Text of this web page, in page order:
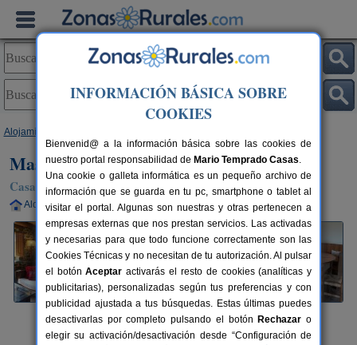
Alojamientos
Mas Cugumells
Casa Rural en Dòrria / Toses (Girona)
Alquiler completo 5+1 plazas 130 km de Girona
INFORMACIÓN BÁSICA SOBRE
COOKIES
Bienvenid@ a la información básica sobre las cookies de
nuestro portal responsabilidad de Mario Temprado Casas.
Una cookie o galleta informática es un pequeño archivo de
información que se guarda en tu pc, smartphone o tablet al
visitar el portal. Algunas son nuestras y otras pertenecen a
empresas externas que nos prestan servicios. Las activadas
y necesarias para que todo funcione correctamente son las
Cookies Técnicas y no necesitan de tu autorización. Al pulsar
el botónAceptar activarás el resto de cookies (analíticas y
publicitarias), personalizadas según tus preferencias y con
publicidad ajustada a tus búsquedas. Estas últimas puedes
desactivarlas por completo pulsando el botón Rechazar o
elegir su activación/desactivación desde “Configuración de